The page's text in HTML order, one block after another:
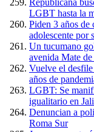
Republicana
LGBT hasta la
Piden 3 años de
adolescente por
Un tucumano
avenida Mate
Vuelve el
años de
LGBT: Se
igualitario en
Denuncian a
Roma Sur